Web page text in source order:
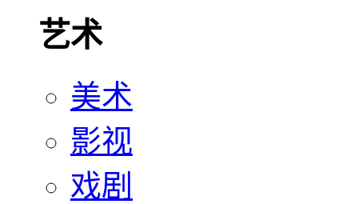
艺术
美术
影视
戏剧